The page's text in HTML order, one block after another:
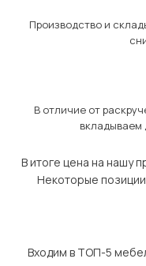
Производство и
В отличие от
вкладываем
В итоге цена на нашу
Некоторые
Входим в ТОП-5